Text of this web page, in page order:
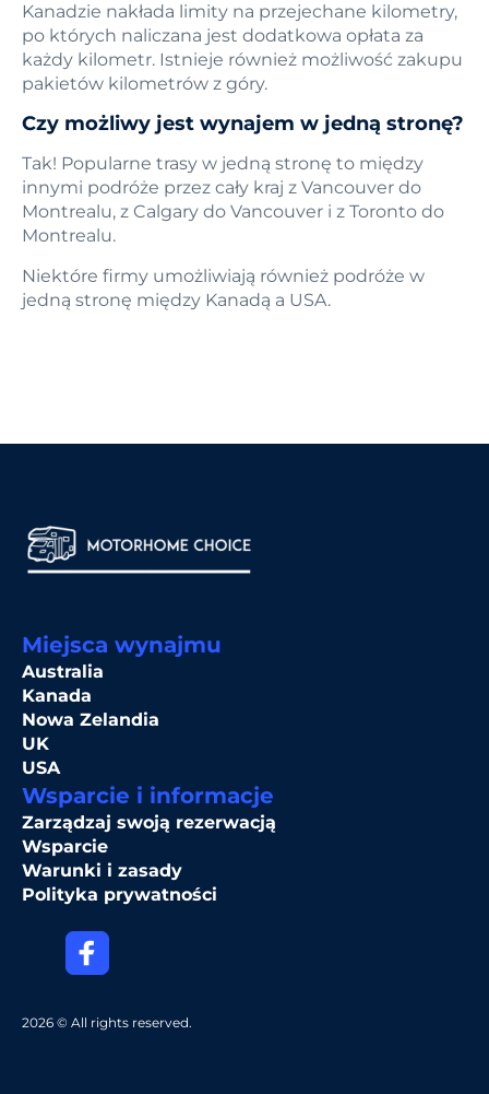
Kanadzie nakłada limity na przejechane kilometry,
po których naliczana jest dodatkowa opłata za
każdy kilometr. Istnieje również możliwość zakupu
pakietów kilometrów z góry.
Czy możliwy jest wynajem w jedną stronę?
Tak! Popularne trasy w jedną stronę to między
innymi podróże przez cały kraj z Vancouver do
Montrealu, z Calgary do Vancouver i z Toronto do
Montrealu.
Niektóre firmy umożliwiają również podróże w
jedną stronę między Kanadą a USA.
2026 © All rights reserved.
Miejsca wynajmu
Australia
Kanada
Nowa Zelandia
UK
USA
Wsparcie i informacje
Zarządzaj swoją rezerwacją
Wsparcie
Warunki i zasady
Polityka prywatności